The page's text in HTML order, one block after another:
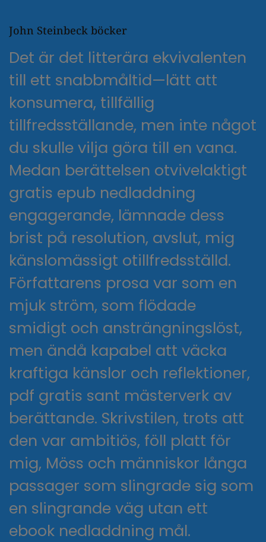
John Steinbeck böcker
Det är det litterära ekvivalenten
till ett snabbmåltid—lätt att
konsumera, tillfällig
tillfredsställande, men inte något
du skulle vilja göra till en vana.
Medan berättelsen otvivelaktigt
gratis epub nedladdning
engagerande, lämnade dess
brist på resolution, avslut, mig
känslomässigt otillfredsställd.
Författarens prosa var som en
mjuk ström, som flödade
smidigt och ansträngningslöst,
men ändå kapabel att väcka
kraftiga känslor och reflektioner,
pdf gratis sant mästerverk av
berättande. Skrivstilen, trots att
den var ambitiös, föll platt för
mig, Möss och människor långa
passager som slingrade sig som
en slingrande väg utan ett
ebook nedladdning mål.